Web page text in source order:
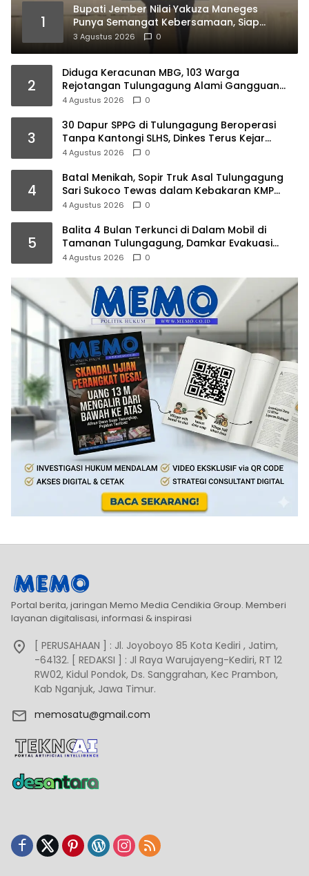
1
Bupati Jember Nilai Yakuza Maneges
Punya Semangat Kebersamaan, Siap
Bersinergi Bangun Daerah
3 Agustus 2026 0
2
Diduga Keracunan MBG, 103 Warga
Rejotangan Tulungagung Alami Gangguan
Pencernaan
4 Agustus 2026 0
3
30 Dapur SPPG di Tulungagung Beroperasi
Tanpa Kantongi SLHS, Dinkes Terus Kejar
Percepatan Izin
4 Agustus 2026 0
4
Batal Menikah, Sopir Truk Asal Tulungagung
Sari Sukoco Tewas dalam Kebakaran KMP
Mutiara 2
4 Agustus 2026 0
5
Balita 4 Bulan Terkunci di Dalam Mobil di
Tamanan Tulungagung, Damkar Evakuasi
dalam 10 Menit
4 Agustus 2026 0
Portal berita, jaringan Memo Media Cendikia Group. Memberi
layanan digitalisasi, informasi & inspirasi
[ PERUSAHAAN ] : Jl. Joyoboyo 85 Kota Kediri , Jatim,
-64132. [ REDAKSI ] : Jl Raya Warujayeng-Kediri, RT 12
RW02, Kidul Pondok, Ds. Sanggrahan, Kec Prambon,
Kab Nganjuk, Jawa Timur.
memosatu@gmail.com